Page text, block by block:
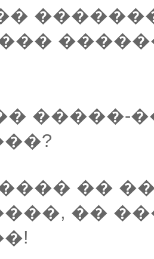
�����-
��
��